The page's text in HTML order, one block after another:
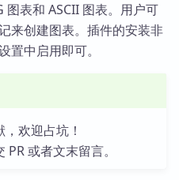
图表和 ASCII 图表。用户可
来创建图表。插件的安装非
中启用即可。
欢迎占坑！
或者文末留言。